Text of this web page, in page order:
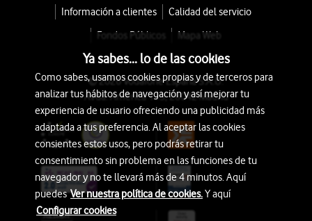
Información a clientes
Calidad del servicio
Fondos Públicos
Mapa Web
© 2026 Vodafone España S.A.U.
Avda. América 115, 28042 Madrid
Ya sabes... lo de las cookies
Como sabes, usamos cookies propias y de terceros para
analizar tus hábitos de navegación y así mejorar tu
experiencia de usuario ofreciendo una publicidad más
adaptada a tus preferencia. Al aceptar las cookies
consientes estos usos, pero podrás retirar tu
consentimiento sin problema en las funciones de tu
navegador y no te llevará más de 4 minutos. Aquí
puedesVer nuestra política de cookies.Y aquí
Configurar cookies